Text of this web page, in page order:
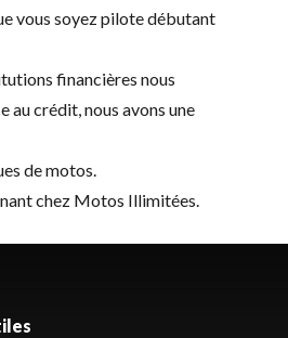
vous soyez pilote débutant
financières nous
au crédit, nous avons une
de motos.
chez Motos Illimitées.